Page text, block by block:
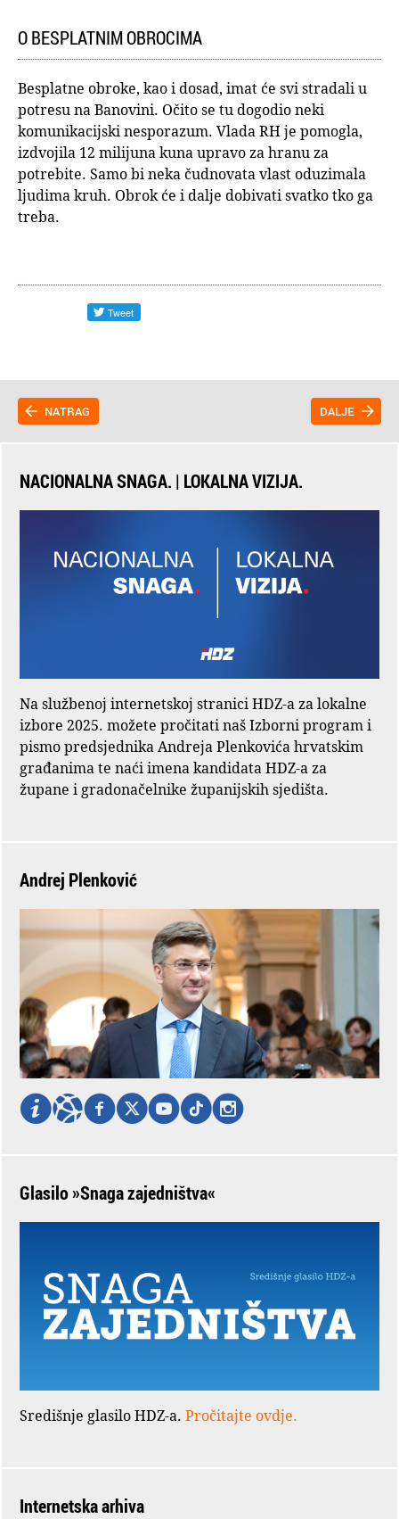
O BESPLATNIM OBROCIMA
Besplatne obroke, kao i dosad, imat će svi stradali u
potresu na Banovini. Očito se tu dogodio neki
komunikacijski nesporazum. Vlada RH je pomogla,
izdvojila 12 milijuna kuna upravo za hranu za
potrebite. Samo bi neka čudnovata vlast oduzimala
ljudima kruh. Obrok će i dalje dobivati svatko tko ga
treba.
NATRAG DALJE
NACIONALNA SNAGA. | LOKALNA VIZIJA.
Na službenoj internetskoj stranici HDZ-a za lokalne
izbore 2025. možete pročitati naš Izborni program i
pismo predsjednika Andreja Plenkovića hrvatskim
građanima te naći imena kandidata HDZ-a za
župane i gradonačelnike županijskih sjedišta.
Andrej Plenković
Glasilo »Snaga zajedništva«
Središnje glasilo HDZ-a. Pročitajte ovdje.
Internetska arhiva